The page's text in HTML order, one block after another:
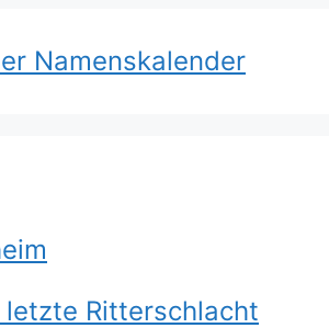
Namenskalender
letzte Ritterschlacht